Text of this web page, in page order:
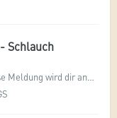
Schlauch
1. Wann erscheint diese Meldung? Diese Meldung wird dir angezeigt, wenn der Mr Beam erkennt, dass der Kompressor, der für die Luftzufuhr durch das dreamcut...